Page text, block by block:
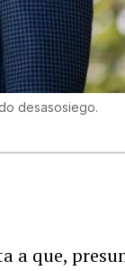
desasosiego.
a que,